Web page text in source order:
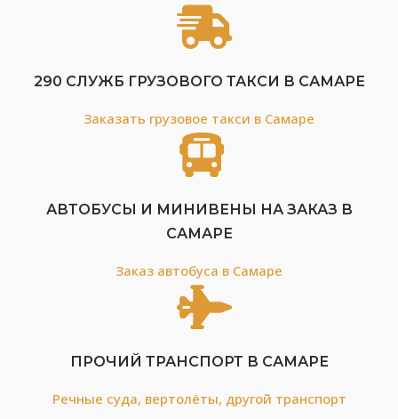
290 СЛУЖБ ГРУЗОВОГО ТАКСИ В САМАРЕ
Заказать грузовое такси в Самаре
АВТОБУСЫ И МИНИВЕНЫ НА ЗАКАЗ В
САМАРЕ
Заказ автобуса в Самаре
ПРОЧИЙ ТРАНСПОРТ В САМАРЕ
Речные суда, вертолёты, другой транспорт